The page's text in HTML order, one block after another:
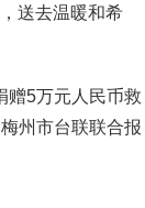
送去温暖和希
赠5万元人民币救
州市台联联合报